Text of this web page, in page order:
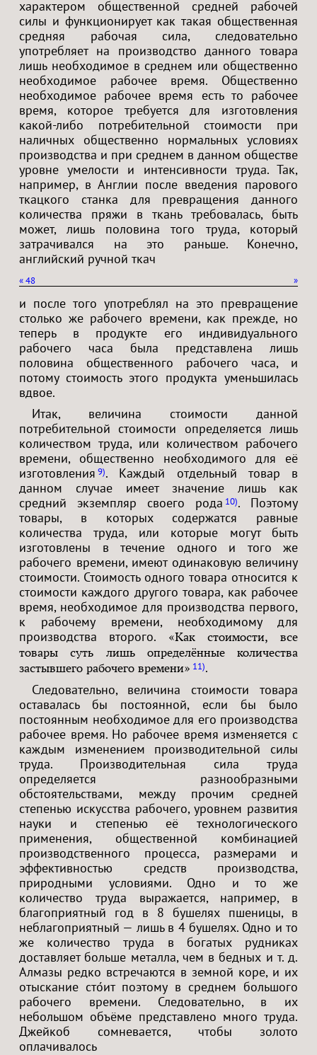
характером общественной средней рабочей
силы и функционирует как такая общественная
средняя рабочая сила, следовательно
употребляет на производство данного товара
лишь необходимое в среднем или общественно
необходимое рабочее время. Общественно
необходимое рабочее время есть то рабочее
время, которое требуется для изготовления
какой-либо потребительной стоимости при
наличных общественно нормальных условиях
производства и при среднем в данном обществе
уровне умелости и интенсивности труда. Так,
например, в Англии после введения парового
ткацкого станка для превращения данного
количества пряжи в ткань требовалась, быть
может, лишь половина того труда, который
затрачивался на это раньше. Конечно,
английский ручной ткач
« »
48
и после того употреблял на это превращение
столько же рабочего времени, как прежде, но
теперь в продукте его индивидуального
рабочего часа была представлена лишь
половина общественного рабочего часа, и
потому стоимость этого продукта уменьшилась
вдвое.
Итак, величина стоимости данной
потребительной стоимости определяется лишь
количеством труда, или количеством рабочего
времени, общественно необходимого для её
изготовления 9 . Каждый отдельный товар в
данном случае имеет значение лишь как
средний экземпляр своего рода 10 . Поэтому
товары, в которых содержатся равные
количества труда, или которые могут быть
изготовлены в течение одного и того же
рабочего времени, имеют одинаковую величину
стоимости. Стоимость одного товара относится к
стоимости каждого другого товара, как рабочее
время, необходимое для производства первого,
к рабочему времени, необходимому для
производства второго.
«Как стоимости, все
товары суть лишь определённые количества
застывшего рабочего времени» 11 .
Следовательно, величина стоимости товара
оставалась бы постоянной, если бы было
постоянным необходимое для его производства
рабочее время. Но рабочее время изменяется с
каждым изменением производительной силы
труда. Производительная сила труда
определяется разнообразными
обстоятельствами, между прочим средней
степенью искусства рабочего, уровнем развития
науки и степенью её технологического
применения, общественной комбинацией
производственного процесса, размерами и
эффективностью средств производства,
природными условиями. Одно и то же
количество труда выражается, например, в
благоприятный год в 8 бушелях пшеницы, в
неблагоприятный — лишь в 4 бушелях. Одно и то
же количество труда в богатых рудниках
доставляет больше металла, чем в бедных и т. д.
Алмазы редко встречаются в земной коре, и их
отыскание сто́ит поэтому в среднем большого
рабочего времени. Следовательно, в их
небольшом объёме представлено много труда.
Джейкоб сомневается, чтобы золото
оплачивалось